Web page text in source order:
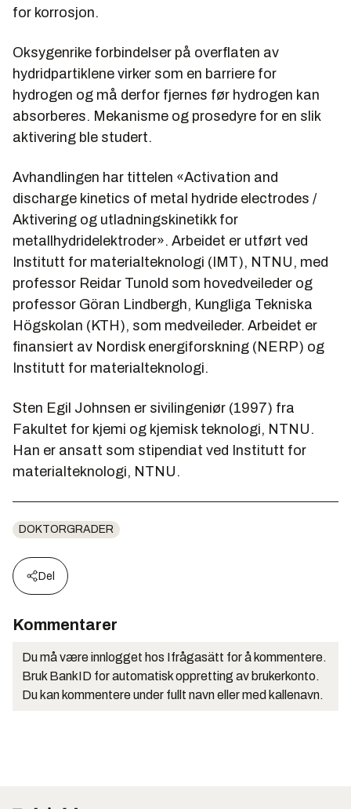
for korrosjon.
Oksygenrike forbindelser på overflaten av
hydridpartiklene virker som en barriere for
hydrogen og må derfor fjernes før hydrogen kan
absorberes. Mekanisme og prosedyre for en slik
aktivering ble studert.
Avhandlingen har tittelen «Activation and
discharge kinetics of metal hydride electrodes /
Aktivering og utladningskinetikk for
metallhydridelektroder». Arbeidet er utført ved
Institutt for materialteknologi (IMT), NTNU, med
professor Reidar Tunold som hovedveileder og
professor Göran Lindbergh, Kungliga Tekniska
Högskolan (KTH), som medveileder. Arbeidet er
finansiert av Nordisk energiforskning (NERP) og
Institutt for materialteknologi.
Sten Egil Johnsen er sivilingeniør (1997) fra
Fakultet for kjemi og kjemisk teknologi, NTNU.
Han er ansatt som stipendiat ved Institutt for
materialteknologi, NTNU.
DOKTORGRADER
Del
Kommentarer
Du må være innlogget hos Ifrågasätt for å kommentere.
Bruk BankID for automatisk oppretting av brukerkonto.
Du kan kommentere under fullt navn eller med kallenavn.